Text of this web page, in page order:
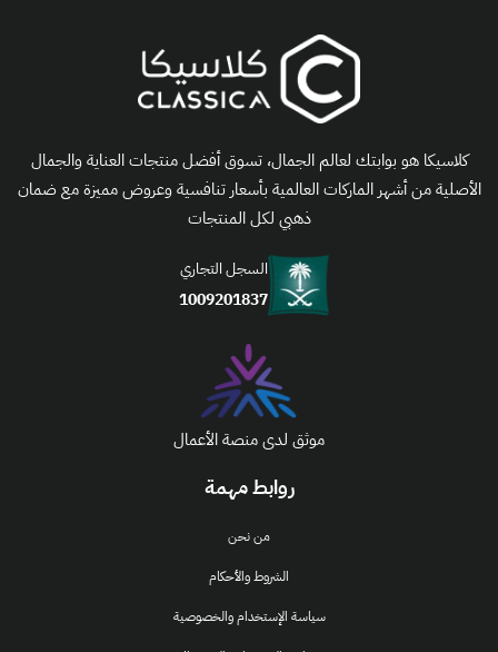
روابط مهمة
من نحن
الشروط والأحكام
سياسة الإستخدام والخصوصية
كلاسيكا هو بوابتك لعالم الجمال، تسوق أفضل منتجات العناية والجمال
الأصلية من أشهر الماركات العالمية بأسعار تنافسية وعروض مميزة مع ضمان
ذهبي لكل المنتجات
السجل التجاري
1009201837
موثق لدى منصة الأعمال